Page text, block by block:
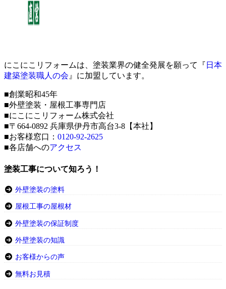
にこにこリフォームは、塗装業界の健全発展を願って『 日本
建築塗装職人の会 』に加盟しています。
■創業昭和45年
■外壁塗装・屋根工事専門店
■にこにこリフォーム株式会社
■〒664-0892 兵庫県伊丹市高台3-8【本社】
■お客様窓口： 0120-92-2625
■各店舗へのアクセス
塗装工事について知ろう！
外壁塗装の塗料
屋根工事の屋根材
外壁塗装の保証制度
外壁塗装の知識
お客様からの声
無料お見積